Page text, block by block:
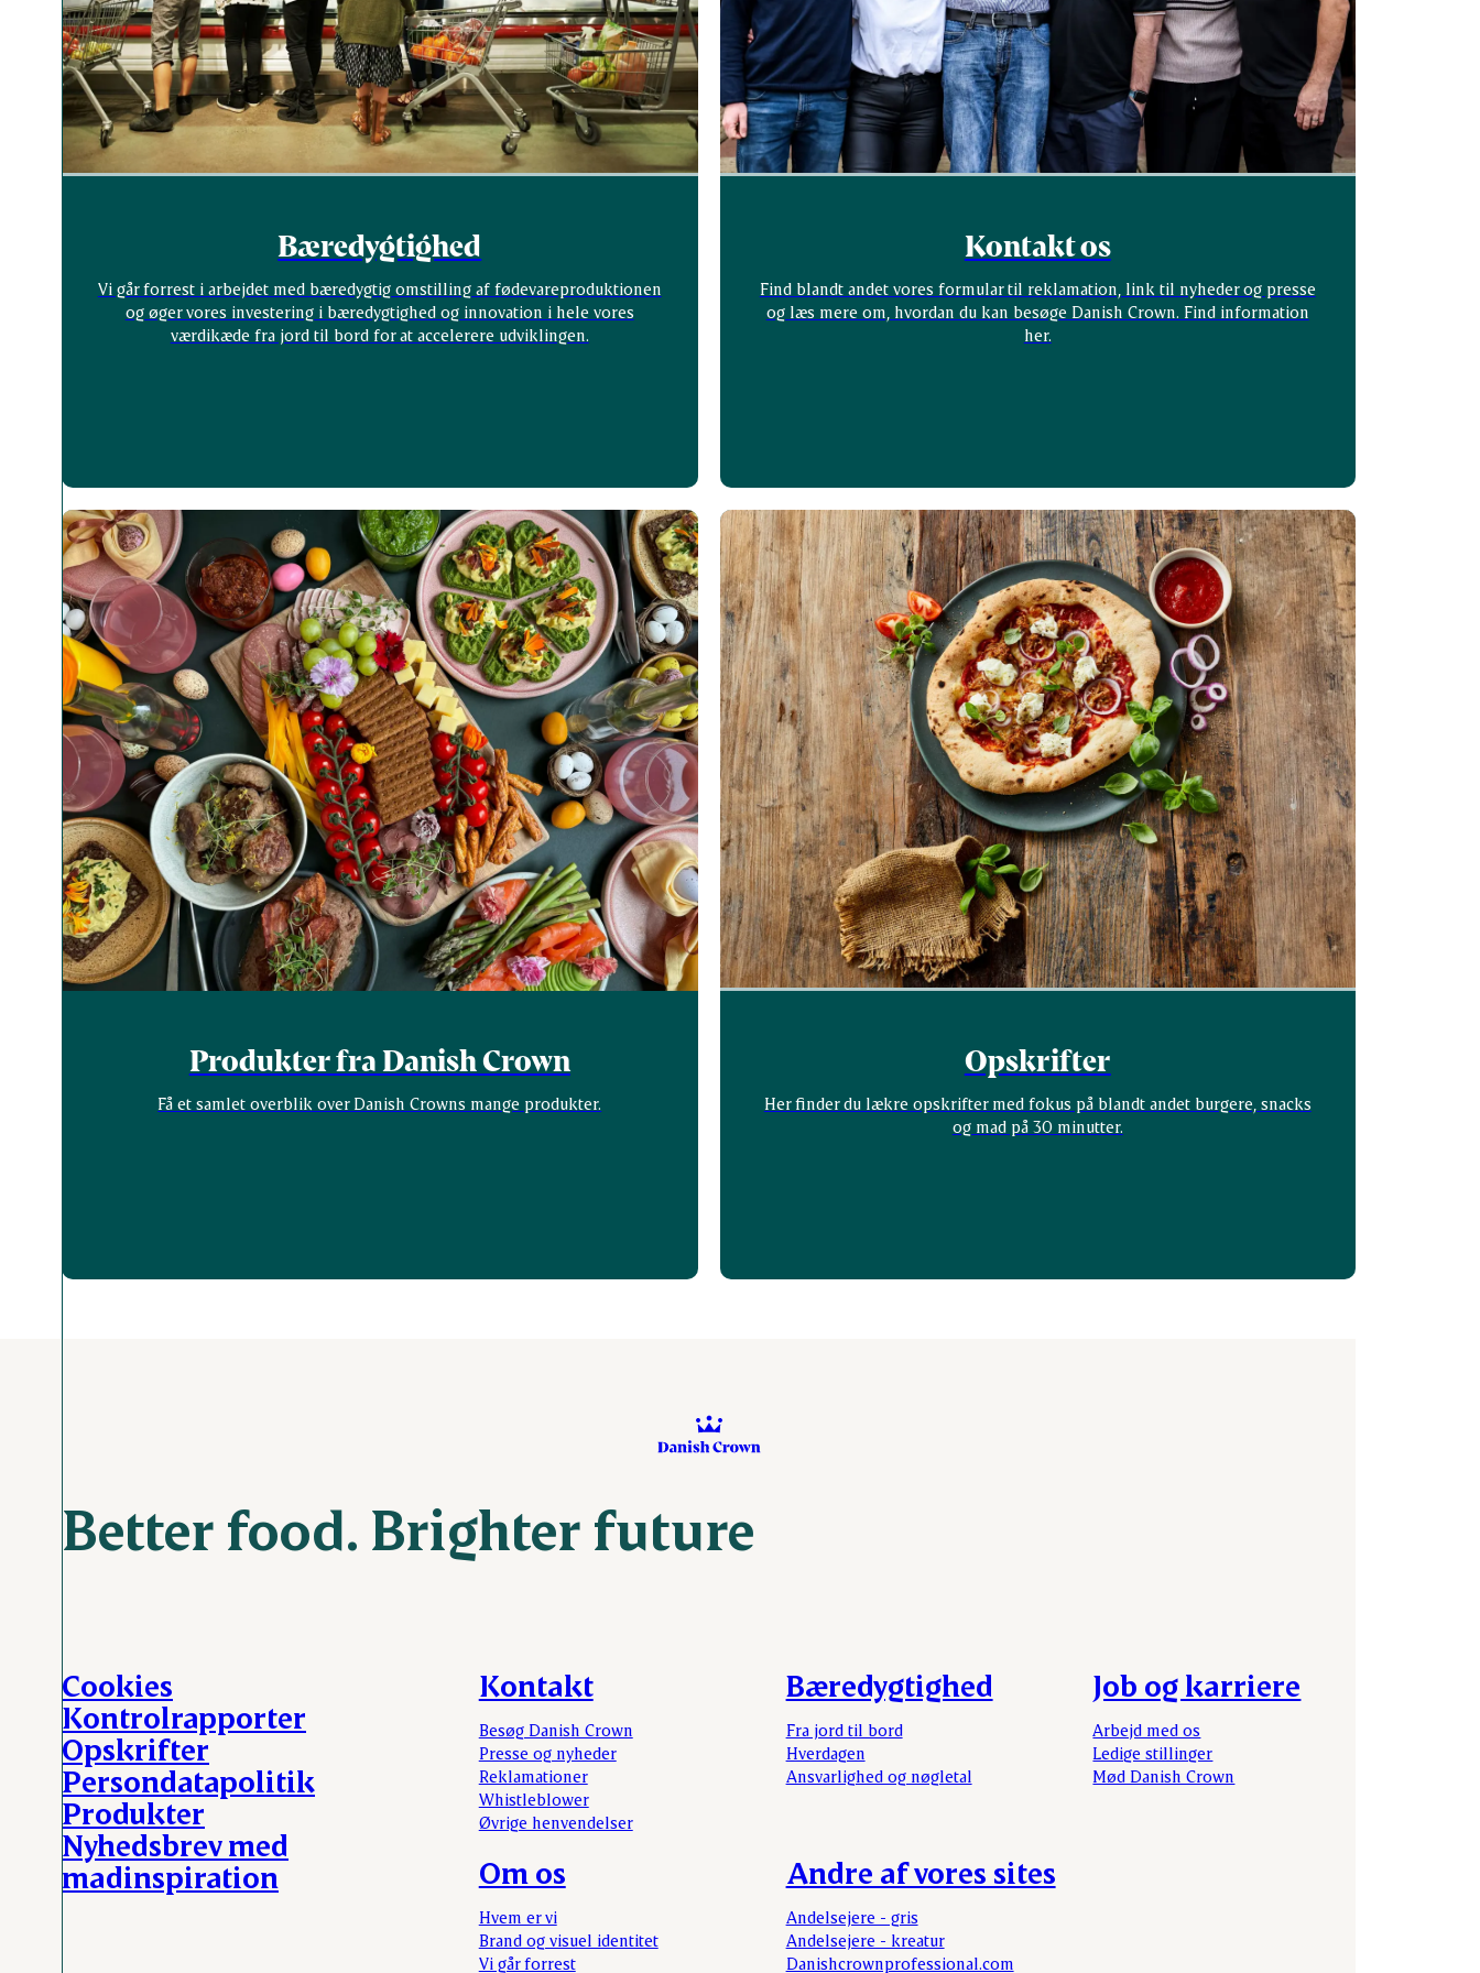
Bæredygtighed
Vi går forrest i arbejdet med bæredygtig omstilling af fødevareproduktionen
og øger vores investering i bæredygtighed og innovation i hele vores
værdikæde fra jord til bord for at accelerere udviklingen.
Kontakt os
Find blandt andet vores formular til reklamation, link til nyheder og presse
og læs mere om, hvordan du kan besøge Danish Crown. Find information
her.
Produkter fra Danish Crown
Få et samlet overblik over Danish Crowns mange produkter.
Opskrifter
Her finder du lækre opskrifter med fokus på blandt andet burgere, snacks
og mad på 30 minutter.
Better food. Brighter future
Kontakt
Besøg Danish Crown
Presse og nyheder
Reklamationer
Whistleblower
Øvrige henvendelser
Bæredygtighed
Fra jord til bord
Hverdagen
Ansvarlighed og nøgletal
Job og karriere
Arbejd med os
Ledige stillinger
Mød Danish Crown
Om os
Hvem er vi
Brand og visuel identitet
Vi går forrest
Andre af vores sites
Andelsejere - gris
Andelsejere - kreatur
Danishcrownprofessional.com
Cookies
Kontrolrapporter
Opskrifter
Persondatapolitik
Produkter
Nyhedsbrev med
madinspiration